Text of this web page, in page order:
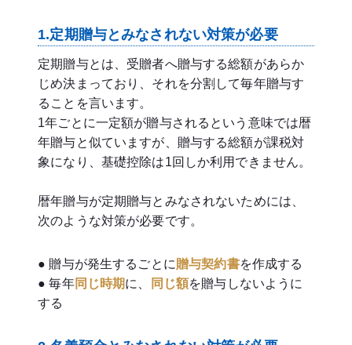
1.定期贈与とみなされない対策が必要
定期贈与とは、受贈者へ贈与する総額があらか
じめ決まっており、それを分割して毎年贈与す
ることを言います。
1年ごとに一定額が贈与されるという意味では暦
年贈与と似ていますが、贈与する総額が課税対
象になり、基礎控除は1回しか利用できません。
暦年贈与が定期贈与とみなされないためには、
次のような対策が必要です。
● 贈与が発生するごとに贈与契約書を作成する
● 毎年同じ時期に、 同じ額を贈与しないように
する